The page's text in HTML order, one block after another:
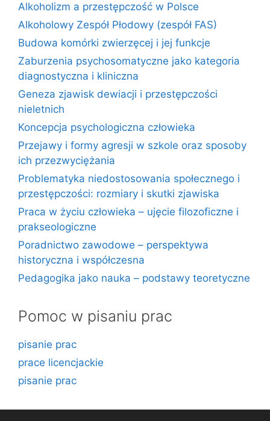
Alkoholizm a przestępczość w Polsce
Alkoholowy Zespół Płodowy (zespół FAS)
Budowa komórki zwierzęcej i jej funkcje
Zaburzenia psychosomatyczne jako kategoria
diagnostyczna i kliniczna
Geneza zjawisk dewiacji i przestępczości
nieletnich
Koncepcja psychologiczna człowieka
Przejawy i formy agresji w szkole oraz sposoby
ich przezwyciężania
Problematyka niedostosowania społecznego i
przestępczości: rozmiary i skutki zjawiska
Praca w życiu człowieka – ujęcie filozoficzne i
prakseologiczne
Poradnictwo zawodowe – perspektywa
historyczna i współczesna
Pedagogika jako nauka – podstawy teoretyczne
Pomoc w pisaniu prac
pisanie prac
prace licencjackie
pisanie prac